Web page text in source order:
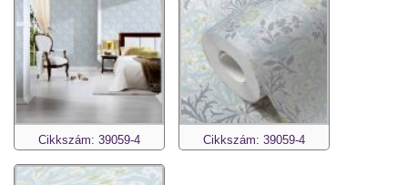
Cikkszám: 39059-4 Cikkszám: 39059-4